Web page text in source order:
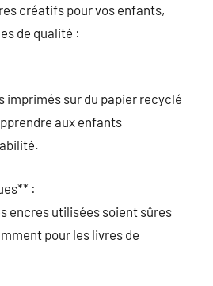
créatifs pour vos enfants,
de qualité :
imprimés sur du papier recyclé
aux enfants
:
encres utilisées soient sûres
pour les livres de